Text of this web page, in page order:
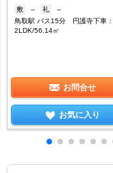
敷 -- 礼
--
2LDK/56.14㎡
お問合せ
お気に入り